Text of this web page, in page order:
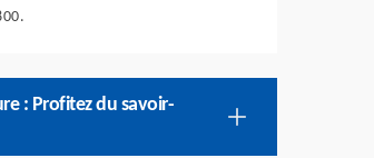
: Profitez du savoir-